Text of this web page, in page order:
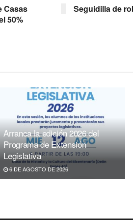
Casas
50%
Seguidilla de
Arranca la edición 2026 del
Programa de Extensión
Legislativa
6 DE AGOSTO DE 2026